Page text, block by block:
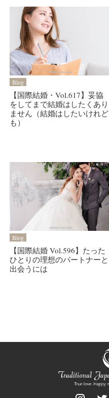
Blog
【国際結婚・Vol.617】妥協
をしてまで結婚はしたくあり
ません（結婚はしたいけれど
も）
Blog
【国際結婚 Vol.596】たった
ひとりの理想のパートナーと
出会うには